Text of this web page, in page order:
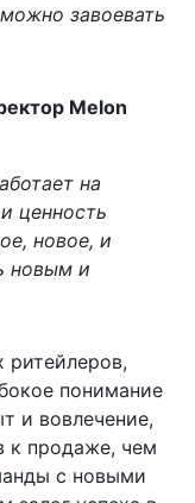
завоевать
Melon
на
ценность
новое, и
новым и
понимание
и вовлечение,
к продаже, чем
с новыми